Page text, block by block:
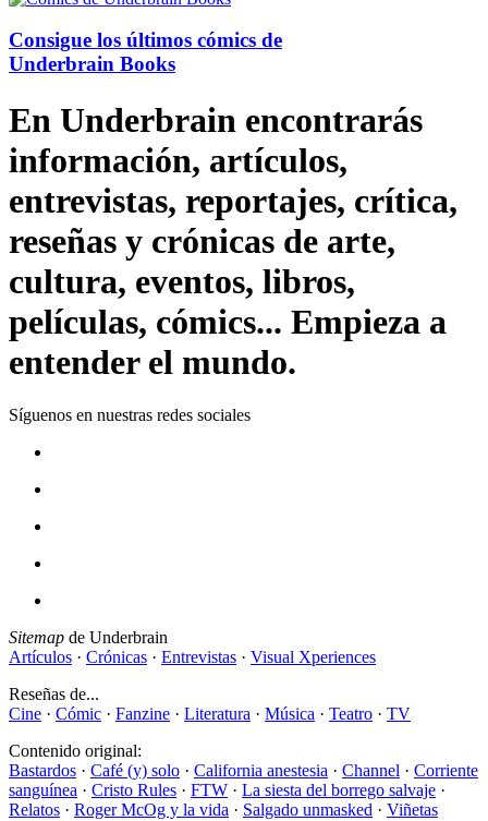
Consigue los últimos cómics de
Underbrain Books
En Underbrain encontrarás
información, artículos,
entrevistas, reportajes, crítica,
reseñas y crónicas de arte,
cultura, eventos, libros,
películas, cómics... Empieza a
entender el mundo.
Síguenos en nuestras redes sociales
Sitemap de Underbrain
Artículos · Crónicas · Entrevistas · Visual Xperiences
Reseñas de...
Cine · Cómic · Fanzine · Literatura · Música · Teatro · TV
Contenido original:
Bastardos · Café (y) solo · California anestesia · Channel · Corriente
sanguínea · Cristo Rules · FTW · La siesta del borrego salvaje ·
Relatos · Roger McOg y la vida · Salgado unmasked · Viñetas